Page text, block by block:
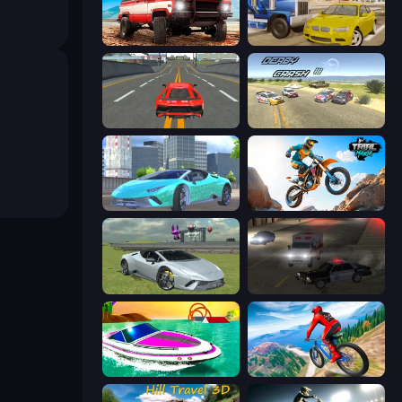
Offroad Masters Challenge Crazy Car Stunts
Modern Car Racing 2 Derby Crash 3
Real City Driver Trial Mania
Sports Cars Driver
Jet Boat Racing Riders Downhill Racing